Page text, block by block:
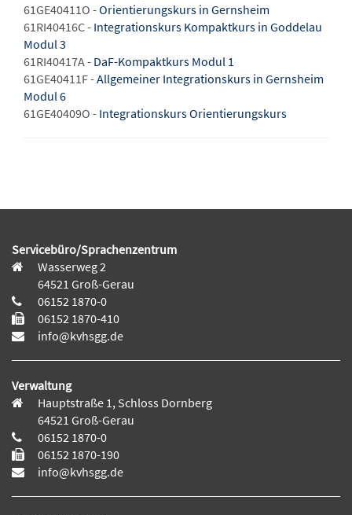
61GE40411O -Orientierungskurs in Gernsheim
61RI40416C - Integrationskurs Kompaktkurs in Goddelau
Modul 3
61RI40417A - DaF-Kompaktkurs Modul 1
61GE40411F -Allgemeiner Integrationskurs in Gernsheim
Modul 6
61GE40409O - Integrationskurs Orientierungskurs
Servicebüro/Sprachenzentrum
Wasserweg 2
64521 Groß-Gerau
06152 1870-0
06152 1870-410
info@kvhsgg.de
Verwaltung
Hauptstraße 1, Schloss Dornberg
64521 Groß-Gerau
06152 1870-0
06152 1870-190
info@kvhsgg.de